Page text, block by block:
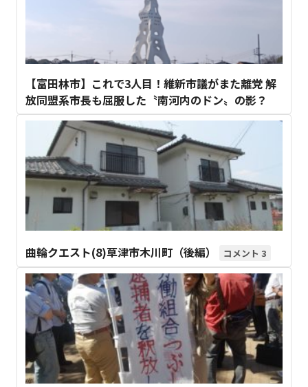
【富田林市】これで3人目！維新市議がまた離党 解
放同盟系市長も屈服した〝南河内のドン〟の影？
曲輪クエスト(8)草津市木川町（後編） 3